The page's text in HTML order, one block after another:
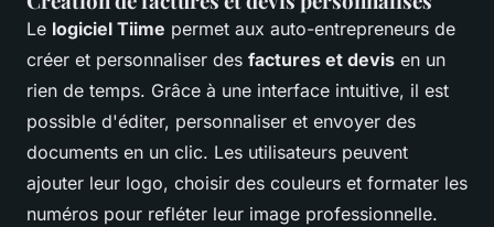
Le logiciel Tiime permet aux auto-entrepreneurs de
créer et personnaliser des factures et devis en un
rien de temps. Grâce à une interface intuitive, il est
possible d'éditer, personnaliser et envoyer des
documents en un clic. Les utilisateurs peuvent
ajouter leur logo, choisir des couleurs et formater les
numéros pour refléter leur image professionnelle.